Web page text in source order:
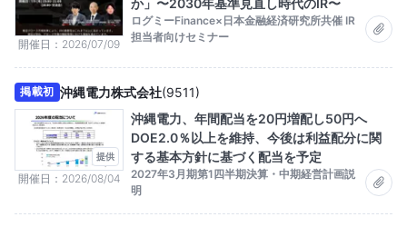
開催日 2026/07/09
か」〜2030年基準見直し時代のIR〜
ログミーFinance×日本金融経済研究所共催 IR
担当者向けセミナー
提供
開催日 2026/08/04
掲載初 沖縄電力株式会社(9511)
沖縄電力、年間配当を20円増配し50円へ
DOE2.0％以上を維持、今後は利益配分に関
する基本方針に基づく配当を予定
2027年3月期第1四半期決算・中期経営計画説
明